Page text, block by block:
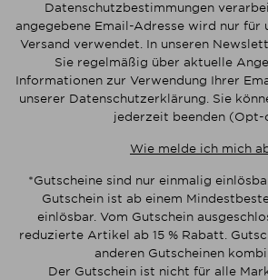
Datenschutzbestimmungen
angegebene Email-Adresse wird nur für
Versand verwendet. In unseren
Sie regelmäßig über aktuelle
Informationen zur Verwendung Ihrer
unserer Datenschutzerklärung. Sie
jederzeit beenden (Opt-
Wie melde ich mich
*Gutscheine sind nur einmalig
Gutschein ist ab einem
einlösbar. Vom Gutschein
reduzierte Artikel ab 15 % Rabatt.
anderen Gutscheinen
Der Gutschein ist nicht für alle